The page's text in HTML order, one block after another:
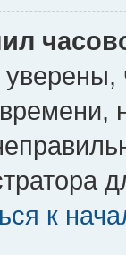
времени,
к